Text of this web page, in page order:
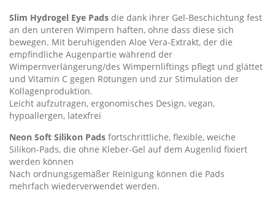
Slim Hydrogel Eye Pads die dank ihrer Gel-Beschichtung fest
an den unteren Wimpern haften, ohne dass diese sich
bewegen. Mit beruhigenden Aloe Vera-Extrakt, der die
empfindliche Augenpartie während der
Wimpernverlängerung/des Wimpernliftings pflegt und glättet
und Vitamin C gegen Rötungen und zur Stimulation der
Kollagenproduktion.
Leicht aufzutragen, ergonomisches Design, vegan,
hypoallergen, latexfrei
Neon Soft Silikon Pads fortschrittliche, flexible, weiche
Silikon-Pads, die ohne Kleber-Gel auf dem Augenlid fixiert
werden können
Nach ordnungsgemäßer Reinigung können die Pads
mehrfach wiederverwendet werden.